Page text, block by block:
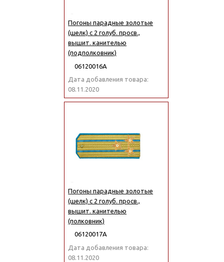
Погоны парадные золотые
(шелк) с 2 голуб. просв.,
вышит. канителью
(подполковник)
06120016А
Дата добавления товара:
08.11.2020
Погоны парадные золотые
(шелк) с 2 голуб. просв.,
вышит. канителью
(полковник)
06120017А
Дата добавления товара:
08.11.2020